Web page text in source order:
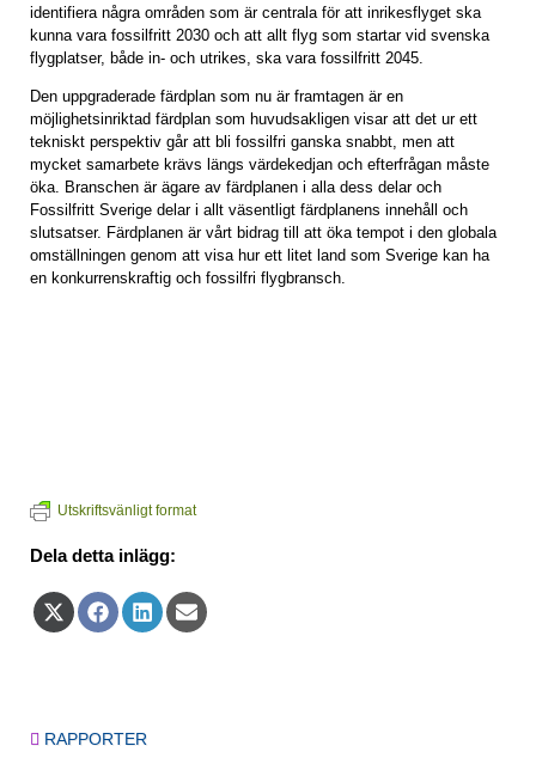
identifiera några områden som är centrala för att inrikesflyget ska
kunna vara fossilfritt 2030 och att allt flyg som startar vid svenska
flygplatser, både in- och utrikes, ska vara fossilfritt 2045.
Den uppgraderade färdplan som nu är framtagen är en
möjlighetsinriktad färdplan som huvudsakligen visar att det ur ett
tekniskt perspektiv går att bli fossilfri ganska snabbt, men att
mycket samarbete krävs längs värdekedjan och efterfrågan måste
öka. Branschen är ägare av färdplanen i alla dess delar och
Fossilfritt Sverige delar i allt väsentligt färdplanens innehåll och
slutsatser. Färdplanen är vårt bidrag till att öka tempot i den globala
omställningen genom att visa hur ett litet land som Sverige kan ha
en konkurrenskraftig och fossilfri flygbransch.
Utskriftsvänligt format
Dela detta inlägg:
Dela
på
Dela
på
Facebook
Dela
på
LinkedIn
Dela
på
RAPPORTER